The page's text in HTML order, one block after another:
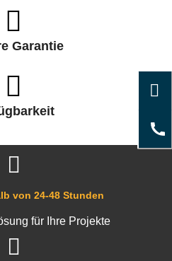
Garantie
von 24-48 Stunden
für Ihre Projekte